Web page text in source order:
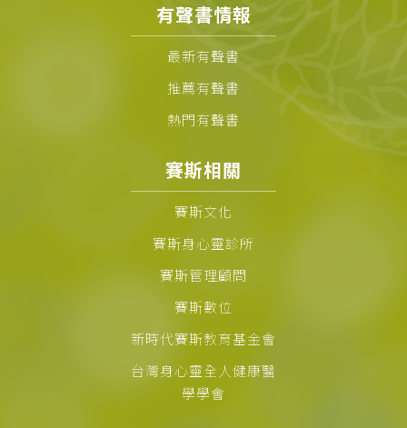
有聲書情報
最新有聲書
推薦有聲書
熱門有聲書
賽斯相關
賽斯文化
賽斯身心靈診所
賽斯管理顧問
賽斯數位
新時代賽斯教育基金會
台灣身心靈全人健康醫
學學會